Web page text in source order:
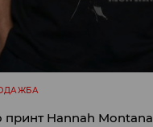
принт Hannah Montana